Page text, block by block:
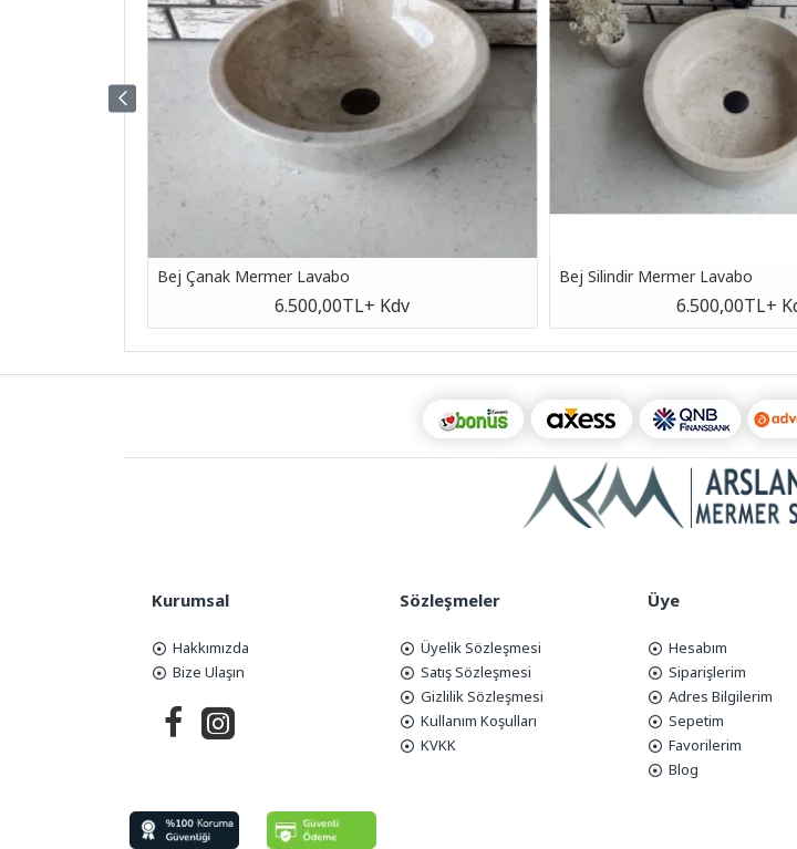
Bej Çanak Mermer Lavabo
6.500,00TL+ Kdv
Bej Silindir Mermer Lavabo
6.500,00TL+
Kurumsal
Hakkımızda
Bize Ulaşın
Sözleşmeler
Üyelik Sözleşmesi
Satış Sözleşmesi
Gizlilik Sözleşmesi
Kullanım Koşulları
KVKK
Üye
Hesabım
Siparişlerim
Adres Bilgilerim
Sepetim
Favorilerim
Blog